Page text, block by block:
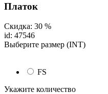
Платок
Скидка: 30 %
id: 47546
Выберите размер (INT)
FS
Укажите количество